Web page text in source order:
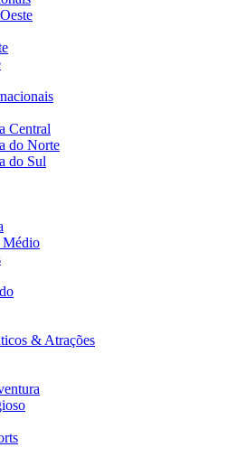
Central
do Norte
do Sul
Médio
& Atrações